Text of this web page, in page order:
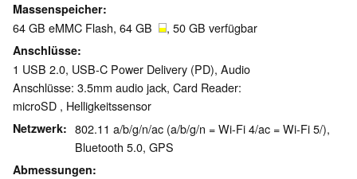
Massenspeicher
64 GB eMMC Flash, 64 GB , 50 GB verfügbar
Anschlüsse
1 USB 2.0, USB-C Power Delivery (PD), Audio
Anschlüsse: 3.5mm audio jack, Card Reader:
microSD , Helligkeitssensor
Netzwerk
802.11 a/b/g/n/ac (a/b/g/n = Wi-Fi 4/ac = Wi-Fi 5/),
Bluetooth 5.0, GPS
Abmessungen